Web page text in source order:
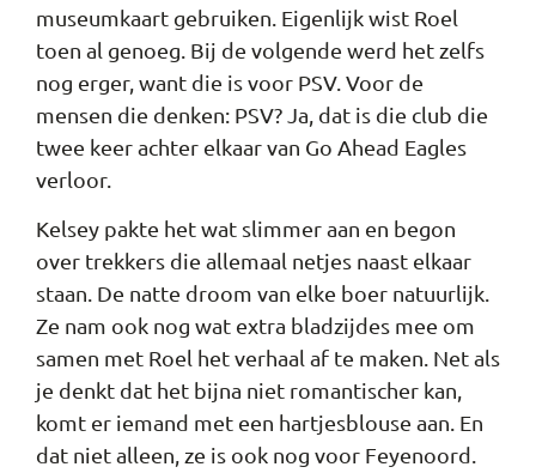
museumkaart gebruiken. Eigenlijk wist Roel
toen al genoeg. Bij de volgende werd het zelfs
nog erger, want die is voor PSV. Voor de
mensen die denken: PSV? Ja, dat is die club die
twee keer achter elkaar van Go Ahead Eagles
verloor.
Kelsey pakte het wat slimmer aan en begon
over trekkers die allemaal netjes naast elkaar
staan. De natte droom van elke boer natuurlijk.
Ze nam ook nog wat extra bladzijdes mee om
samen met Roel het verhaal af te maken. Net als
je denkt dat het bijna niet romantischer kan,
komt er iemand met een hartjesblouse aan. En
dat niet alleen, ze is ook nog voor Feyenoord.